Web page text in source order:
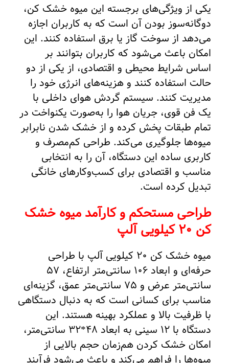
یکی از ویژگی‌های برجسته این میوه خشک کن،
دوگانه‌سوز بودن آن است که به کاربران اجازه
می‌دهد از سوخت گاز یا برق استفاده کنند. این
امکان باعث می‌شود که کاربران بتوانند بر
اساس شرایط محیطی و اقتصادی، از یکی از دو
حالت استفاده کنند و هزینه‌های انرژی خود را
مدیریت کنند. سیستم گردش هوای داخلی با
یک فن قوی، جریان هوا را به‌صورت یکنواخت در
تمام طبقات پخش کرده و از خشک شدن نابرابر
میوه‌ها جلوگیری می‌کند. طراحی کم‌مصرف و
کاربری ساده این دستگاه، آن را به انتخابی
مناسب و اقتصادی برای کسب‌وکارهای خانگی
تبدیل کرده است.
طراحی مستحکم و کارآمد میوه خشک
کن 20 کیلویی آلپ
میوه خشک کن 20 کیلویی آلپ با طراحی
حرفه‌ای و ابعاد 106 سانتی‌متر ارتفاع، 57
سانتی‌متر عرض و 75 سانتی‌متر عمق، گزینه‌ای
مناسب برای کسانی است که به دنبال دستگاهی
با ظرفیت بالا و عملکرد بهینه هستند. این
دستگاه با 12 سینی به ابعاد 48*32 سانتی‌متر،
امکان خشک کردن هم‌زمان حجم بالایی از
میوه‌ها را فراهم می‌کند و باعث می‌شود فرآیند